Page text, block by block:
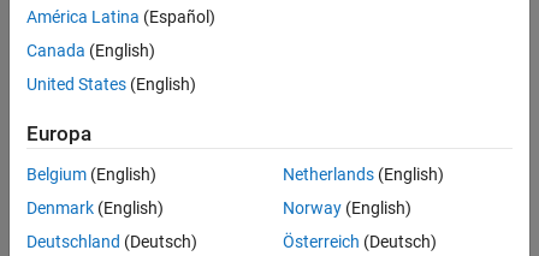
Nachrichten
Scheduling (Ablaufplanung) von
Modellkomponenten
Nichtlinearität
Blöcke
América Latina (Español)
Canada (English)
United States (English)
Europa
Belgium (English)
Denmark (English)
Deutschland (Deutsch)
Netherlands(English)
Norway(English)
Österreich (Deutsch)